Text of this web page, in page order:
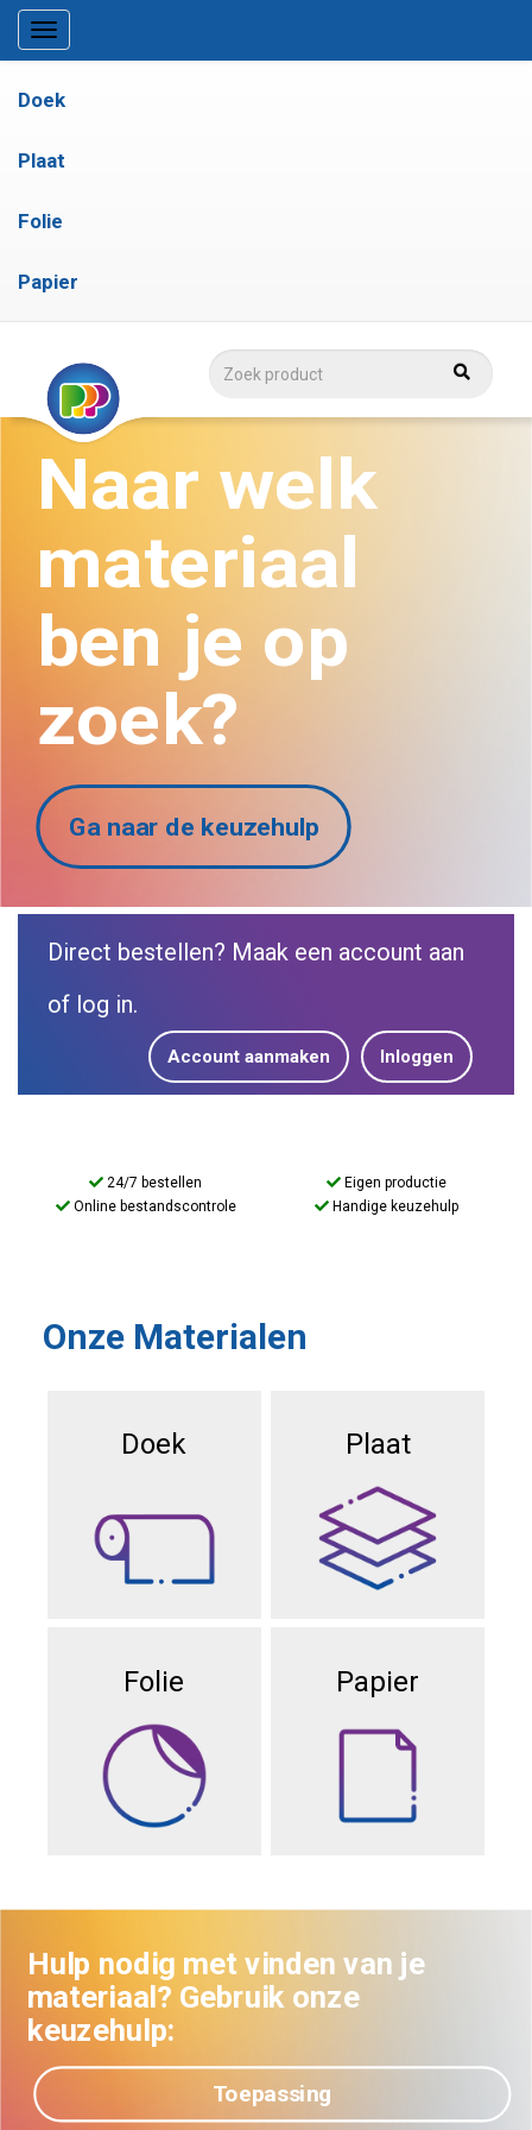
Doek
Plaat
Folie
Papier
Naar welk
materiaal
ben je op
zoek?
Ga naar de keuzehulp
Direct bestellen? Maak een account aan
of log in.
Inloggen
Account aanmaken
24/7 bestellen
Eigen productie
Online bestandscontrole
Handige keuzehulp
Onze Materialen
Doek Plaat
Folie Papier
Hulp nodig met vinden van je
materiaal? Gebruik onze
keuzehulp:
Toepassing